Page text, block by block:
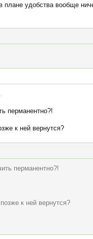
удобства вообще
перманентно?!
к ней вернутся?
перманентно?!
к ней вернутся?